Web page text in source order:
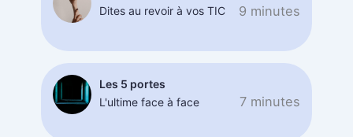
Dites au revoir à vos TIC
9 minutes
Les 5 portes
L'ultime face à face
7 minutes